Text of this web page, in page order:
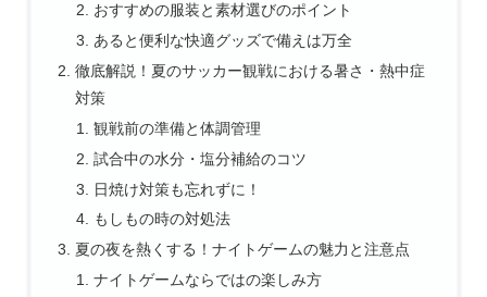
おすすめの服装と素材選びのポイント
あると便利な快適グッズで備えは万全
徹底解説！夏のサッカー観戦における暑さ・熱中症
対策
観戦前の準備と体調管理
試合中の水分・塩分補給のコツ
日焼け対策も忘れずに！
もしもの時の対処法
夏の夜を熱くする！ナイトゲームの魅力と注意点
ナイトゲームならではの楽しみ方